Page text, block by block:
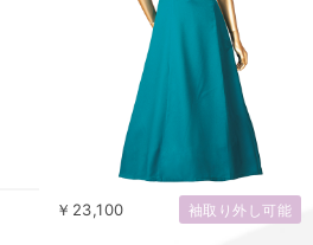
￥23,100 袖取り外し可能